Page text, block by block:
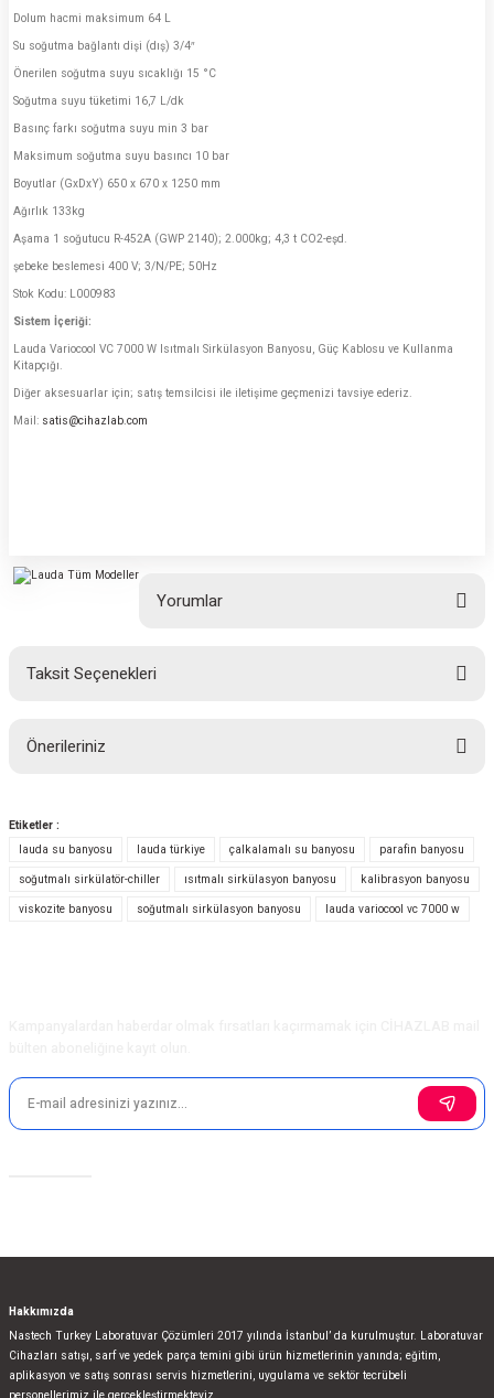
Dolum hacmi maksimum 64 L
Su soğutma bağlantı dişi (dış) 3/4″
Önerilen soğutma suyu sıcaklığı 15 °C
Soğutma suyu tüketimi 16,7 L/dk
Basınç farkı soğutma suyu min 3 bar
Maksimum soğutma suyu basıncı 10 bar
Boyutlar (GxDxY) 650 x 670 x 1250 mm
Ağırlık 133kg
Aşama 1 soğutucu R-452A (GWP 2140); 2.000kg; 4,3 t CO2-eşd.
şebeke beslemesi 400 V; 3/N/PE; 50Hz
Stok Kodu: L000983
Sistem İçeriği:
Lauda Variocool VC 7000 W Isıtmalı Sirkülasyon Banyosu, Güç Kablosu ve Kullanma
Kitapçığı.
Diğer aksesuarlar için; satış temsilcisi ile iletişime geçmenizi tavsiye ederiz.
Mail: satis@cihazlab.com
Yorumlar
Taksit Seçenekleri
Önerileriniz
yetersiz gördüğünüz noktaları öneri formunu kullanarak tarafımıza
iletebilirsiniz.
Görüş ve önerileriniz için teşekkür ederiz.
Ürün resmi kalitesiz, bozuk veya görüntülenemiyor.
Etiketler :
lauda su banyosu
lauda türkiye çalkalamalı su banyosu
parafin banyosu
soğutmalı sirkülatör-chiller
ısıtmalı sirkülasyon banyosu
kalibrasyon banyosu
viskozite banyosu
soğutmalı sirkülasyon banyosu lauda variocool vc 7000 w
Hakkımızda
Nastech Turkey Laboratuvar Çözümleri 2017 yılında İstanbul’ da kurulmuştur. Laboratuvar
Cihazları satışı, sarf ve yedek parça temini gibi ürün hizmetlerinin yanında; eğitim,
aplikasyon ve satış sonrası servis hizmetlerini, uygulama ve sektör tecrübeli